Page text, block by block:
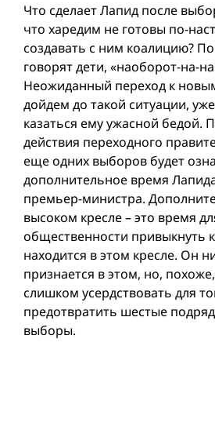
Что сделает Лапид после
что харедим не готовы по-
создавать с ним коалицию?
говорят дети, «наоборот-на-
Неожиданный переход к
дойдем до такой ситуации,
казаться ему ужасной бедой.
действия переходного
еще одних выборов будет
дополнительное время
премьер-министра.
высоком кресле – это время
общественности привыкнуть
находится в этом кресле. Он
признается в этом, но,
слишком усердствовать для
предотвратить шестые
выборы.